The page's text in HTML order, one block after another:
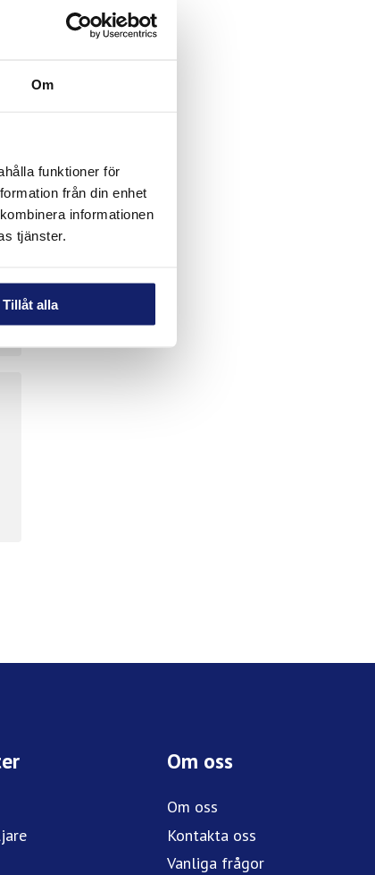
Om
funktioner för
från din enhet
informationen
tjänster.
Tillåt alla
Om oss
Om oss
Kontakta oss
Vanliga frågor